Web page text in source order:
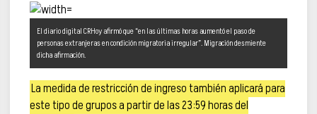
El diario digital CRHoy afirmó que “en las últimas horas aumentó el paso de
personas extranjeras en condición migratoria irregular”. Migración desmiente
dicha afirmación.
La medida de restricción de ingreso también aplicará para
este tipo de grupos a partir de las 23:59 horas del